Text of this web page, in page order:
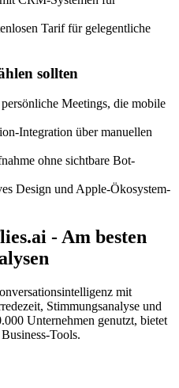
Tarif für gelegentliche
sollten
Meetings, die mobile
Integration über manuellen
ohne sichtbare Bot-
Design und Apple-Ökosystem-
- Am besten
mit
Stimmungsanalyse und
Unternehmen genutzt, bietet
Tools.